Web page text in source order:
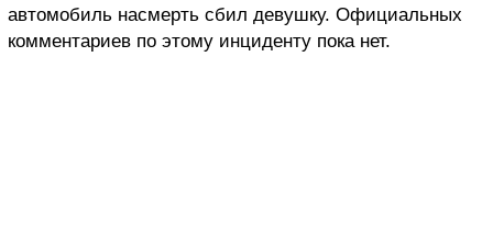
автомобиль насмерть сбил девушку. Официальных
комментариев по этому инциденту пока нет.